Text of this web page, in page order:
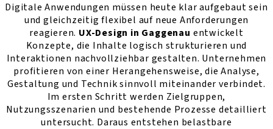
Digitale Anwendungen müssen heute klar aufgebaut sein
und gleichzeitig flexibel auf neue Anforderungen
reagieren. UX-Design in Gaggenau entwickelt
Konzepte, die Inhalte logisch strukturieren und
Interaktionen nachvollziehbar gestalten. Unternehmen
profitieren von einer Herangehensweise, die Analyse,
Gestaltung und Technik sinnvoll miteinander verbindet.
Im ersten Schritt werden Zielgruppen,
Nutzungsszenarien und bestehende Prozesse detailliert
untersucht. Daraus entstehen belastbare